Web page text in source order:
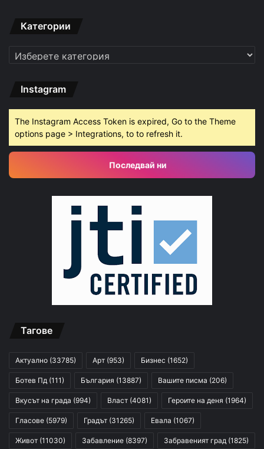
Категории
Категории
Instagram
The Instagram Access Token is expired, Go to the Theme
options page > Integrations, to to refresh it.
Последвай ни
Тагове
Актуално (33785) Арт (953) Бизнес (1652)
Ботев Пд (111) България (13887) Вашите писма (206)
Вкусът на града (994) Власт (4081) Героите на деня (1964)
Гласове (5979) Градът (31265) Евала (1067)
Живот (11030) Забавление (8397) Забравеният град (1825)